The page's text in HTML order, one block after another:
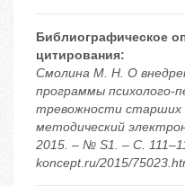
Библиографическое
цитирования:
Смолина М. Н. О
программы психолого-
тревожности старших
методический
2015. – № S1. – С.
koncept.ru/2015/